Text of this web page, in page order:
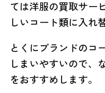
ては洋服の買取サー
しいコート類に入れ
とくにブランドのコ
しまいやすいので、
をおすすめします。